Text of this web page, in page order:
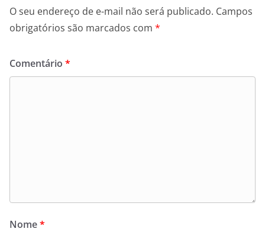
O seu endereço de e-mail não será publicado. Campos
obrigatórios são marcados com *
Comentário *
Nome*